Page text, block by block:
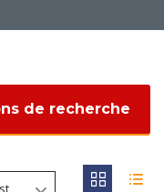
de recherche